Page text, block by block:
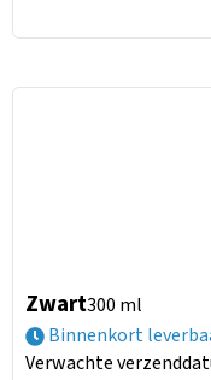
Zwart300 ml
Binnenkort
Verwachte